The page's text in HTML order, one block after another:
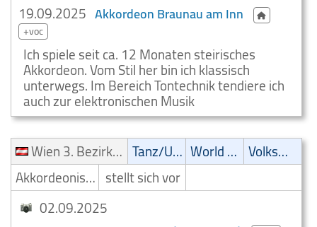
19.09.2025 Akkordeon Braunau am Inn
+voc
Ich spiele seit ca. 12 Monaten steirisches
Akkordeon. Vom Stil her bin ich klassisch
unterwegs. Im Bereich Tontechnik tendiere ich
auch zur elektronischen Musik
Wien 3. Bezirk (Landstraße)
Tanz/Unterhaltungsmusik World Music
Volksmusik
Akkordeonist/Akkordeonspieler stellt sich vor
02.09.2025